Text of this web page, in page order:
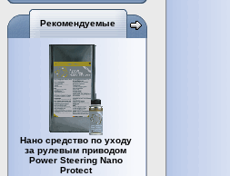
Рекомендуемые
Нано средство по уходу
за рулевым приводом
Power Steering Nano
Protect